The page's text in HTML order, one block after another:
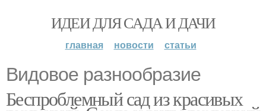
ИДЕИ ДЛЯ САДА И ДАЧИ
главная новости статьи
Видовое разнообразие
Беспроблемный сад из красивых